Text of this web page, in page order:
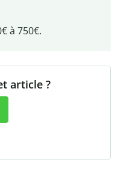
à 750€.
article ?